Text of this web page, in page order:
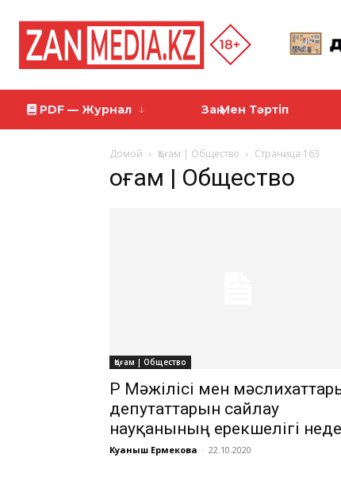
PDF — Журнал Заң Мен Тәртіп
Домой Қоғам | Общество Страница 163
Қоғам | Общество
Қоғам | Общество
ҚР Мәжілісі мен
депутаттарын сайлау
науқанының ерекшелігі
Куаныш Ермекова - 22.10.2020